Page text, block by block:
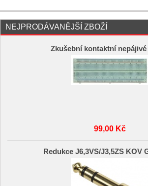
NEJPRODÁVANĚJŠÍ ZBOŽÍ
Zkušební kontaktní nepájivé
99,00 Kč
Redukce J6,3VS/J3,5ZS KOV